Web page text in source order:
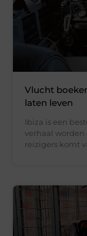
Vlucht
laten leven
Ibiza is een
verhaal
reizigers komt